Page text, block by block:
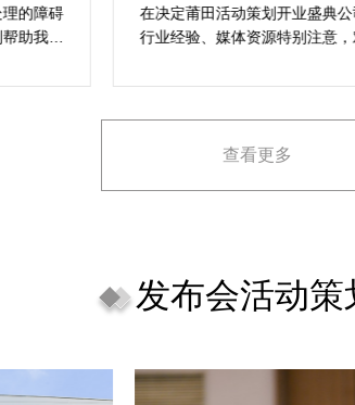
想活动
在决定莆田活动策划开业盛典公司时，
行业经验、媒体资源特别注意，对营销
理念理解不足，导致宣传方案不
查看更多
发布会活动策